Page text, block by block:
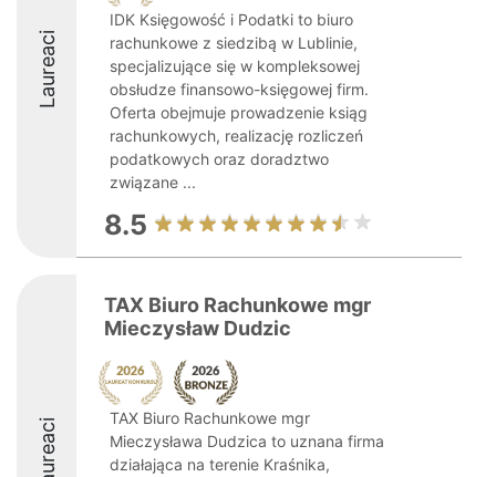
Laureaci
IDK Księgowość i Podatki to biuro
rachunkowe z siedzibą w Lublinie,
specjalizujące się w kompleksowej
obsłudze finansowo-księgowej firm.
Oferta obejmuje prowadzenie ksiąg
rachunkowych, realizację rozliczeń
podatkowych oraz doradztwo
związane ...
8.5
Laureaci
TAX Biuro Rachunkowe mgr
Mieczysław Dudzic
TAX Biuro Rachunkowe mgr
Mieczysława Dudzica to uznana firma
działająca na terenie Kraśnika,